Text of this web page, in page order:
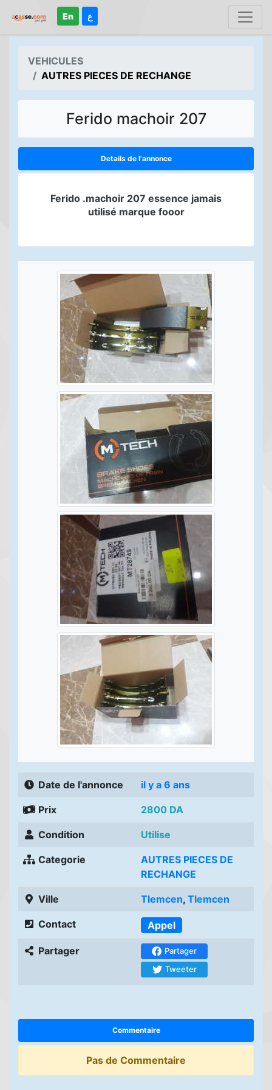
En ع
VEHICULES
AUTRES PIECES DE RECHANGE
Ferido machoir 207
Details de l'annonce
Ferido .machoir 207 essence jamais
utilisé marque fooor
Date de l'annonce il y a 6 ans
Prix 2800 DA
Condition Utilise
Categorie
AUTRES PIECES DE
RECHANGE
Ville Tlemcen, Tlemcen
Contact Appel
Partager
Partager
Tweeter
Commentaire
Pas de Commentaire